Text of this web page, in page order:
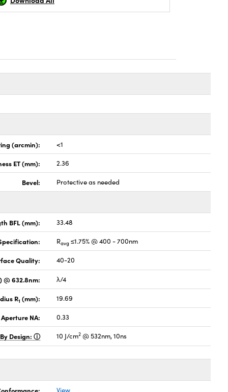
(arcmin): <1
ET (mm): 2.36
Bevel: Protective as needed
BFL (mm): 33.48
Ravg ≤1.75% @ 400 - 700nm
Quality: 40-20
@ 632.8nm: λ/4
R1 (mm): 19.69
NA: 0.33
Design: 10 J/cm2 @ 532nm, 10ns
View